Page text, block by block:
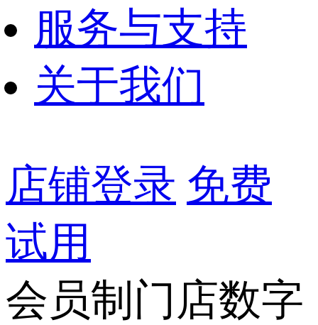
服务与支持
关于我们
店铺登录 免费
试用
会员制门店数字